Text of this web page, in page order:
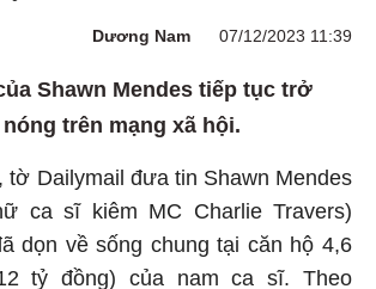
Dương Nam 07/12/2023 11:39
Shawn Mendes tiếp tục trở
trên mạng xã hội.
tờ Dailymail đưa tin Shawn Mendes
ca sĩ kiêm MC Charlie Travers)
dọn về sống chung tại căn hộ 4,6
tỷ đồng) của nam ca sĩ. Theo